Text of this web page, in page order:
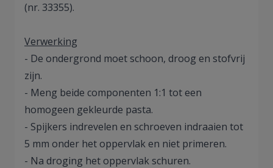
(nr. 33355).
Verwerking
- De ondergrond moet schoon, droog en stofvrij
zijn.
- Meng beide componenten 1:1 tot een
homogeen gekleurde pasta.
- Spijkers indrevelen en schroeven indraaien tot
5 mm onder het oppervlak en niet primeren.
- Na droging het oppervlak schuren.